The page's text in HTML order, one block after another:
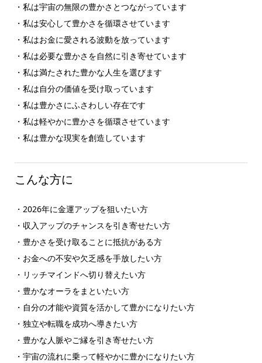
・私は宇宙の無限の豊かさとつながっています
・私は安心して豊かさを循環させています
・私はお金に愛される波動を放っています
・私は必要な豊かさを自然に引き寄せています
・私は満たされた豊かな人生を選びます
・私は自分の価値を受け取っています
・私は豊かさにふさわしい存在です
・私は軽やかに豊かさを循環させています
・私は豊かな現実を創造しています
こんな方に
・2026年に金運アップを狙いたい方
・収入アップのチャンスを引き寄せたい方
・豊かさを受け取ることに抵抗がある方
・お金への不安や欠乏感を手放したい方
・リッチマインドへ切り替えたい方
・豊かなオーラをまといたい方
・自分の才能や資質を活かして豊かになりたい方
・独立や転職を成功へ導きたい方
・豊かな人脈やご縁を引き寄せたい方
・宇宙の流れに乗って軽やかに豊かになりたい方